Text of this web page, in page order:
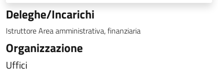
Deleghe/Incarichi
Istruttore Area amministrativa, finanziaria
Organizzazione
Uffici